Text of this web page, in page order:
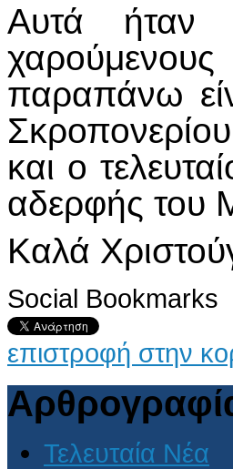
Αυτά ήταν
παραπάνω
και ο
αδερφής του
Καλά
Social Bookmarks
επιστροφή στην
Τελευταία Νέα